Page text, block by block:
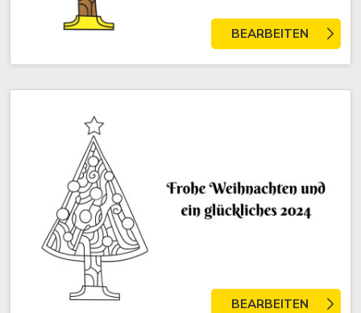
BEARBEITEN
BEARBEITEN